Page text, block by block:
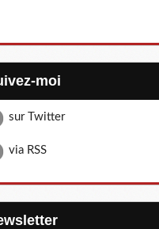
moi
sur Twitter
via RSS